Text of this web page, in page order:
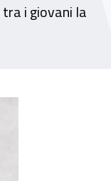
i giovani la